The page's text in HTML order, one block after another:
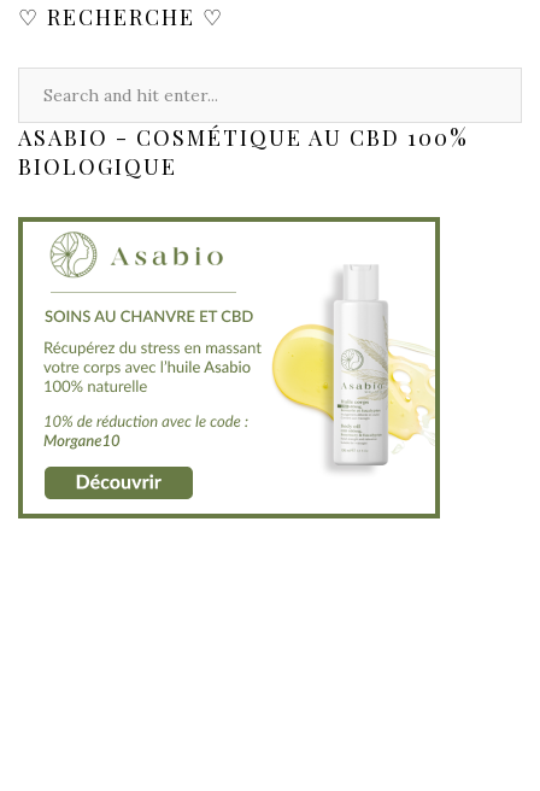
♡ RECHERCHE ♡
ASABIO - COSMÉTIQUE AU CBD 100%
BIOLOGIQUE